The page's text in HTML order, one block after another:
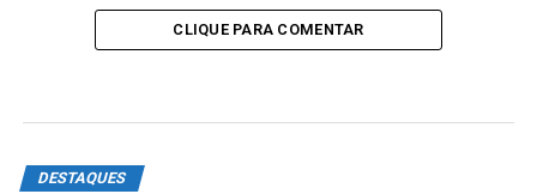
CLIQUE PARA COMENTAR
DESTAQUES